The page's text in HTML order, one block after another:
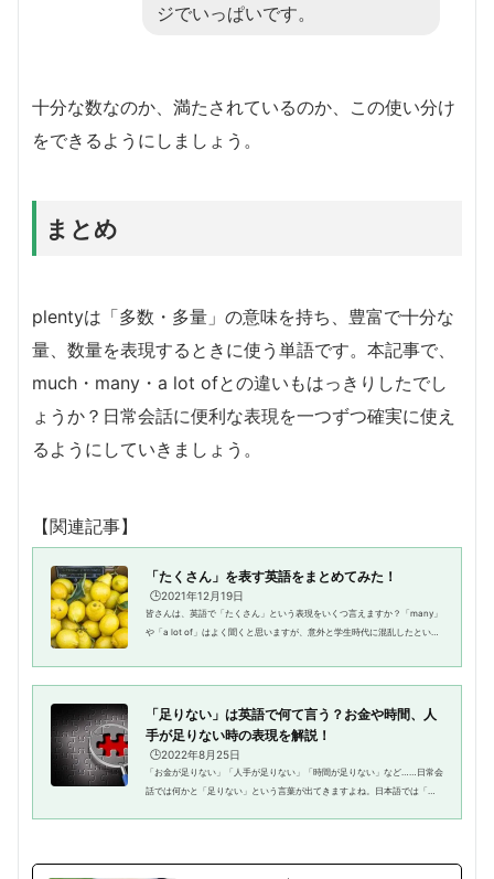
ジでいっぱいです。
十分な数なのか、満たされているのか、この使い分け
をできるようにしましょう。
まとめ
plentyは「多数・多量」の意味を持ち、豊富で十分な
量、数量を表現するときに使う単語です。本記事で、
much・many・a lot ofとの違いもはっきりしたでし
ょうか？日常会話に便利な表現を一つずつ確実に使え
るようにしていきましょう。
【関連記事】
「たくさん」を表す英語をまとめてみた！
🕒️2021年12月19日
皆さんは、英語で「たくさん」という表現をいくつ言えますか？「many」
や「a lot of」はよく聞くと思いますが、意外と学生時代に混乱したという
算名詞と不可算名詞によって違...
「足りない」は英語で何て言う？お金や時間、人
手が足りない時の表現を解説！
🕒️2022年8月25日
「お金が足りない」「人手が足りない」「時間が足りない」など……日常会
話では何かと「足りない」という言葉が出てきますよね。日本語では「足